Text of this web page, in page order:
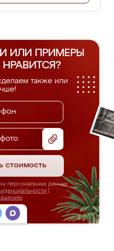
ИЛИ ПРИМЕРЫ
НРАВИТСЯ?
также или
стоимость
персональных данных